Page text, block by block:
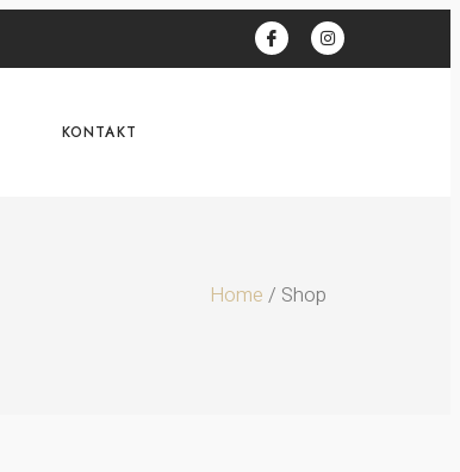
KONTAKT
Home / Shop